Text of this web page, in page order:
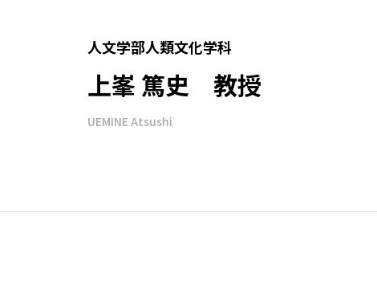
人文学部人類文化学科
上峯 篤史 教授
UEMINE Atsushi